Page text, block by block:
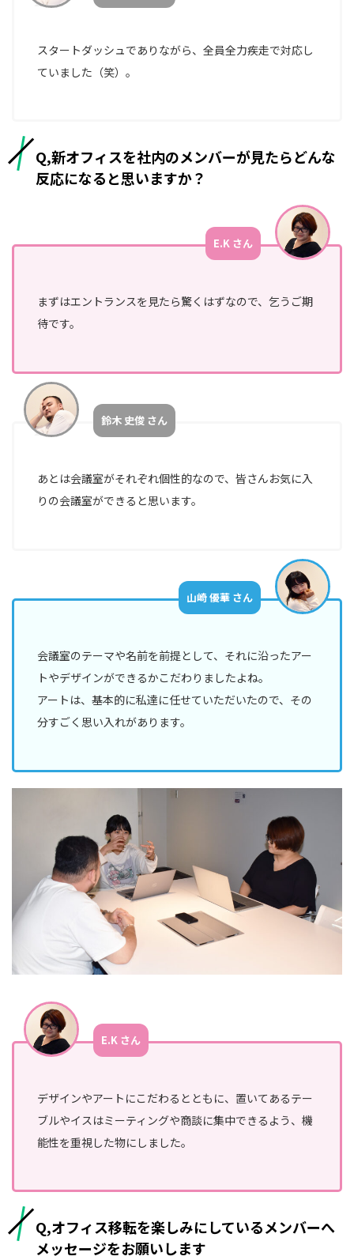
スタートダッシュでありながら、全員全力疾走で対応し
ていました（笑）。
Q,新オフィスを社内のメンバーが見たらどんな
反応になると思いますか？
E.K さん
まずはエントランスを見たら驚くはずなので、乞うご期
待です。
鈴木 史俊 さん
あとは会議室がそれぞれ個性的なので、皆さんお気に入
りの会議室ができると思います。
山崎 優華 さん
会議室のテーマや名前を前提として、それに沿ったアー
トやデザインができるかこだわりましたよね。
アートは、基本的に私達に任せていただいたので、その
分すごく思い入れがあります。
E.K さん
デザインやアートにこだわるとともに、置いてあるテー
ブルやイスはミーティングや商談に集中できるよう、機
能性を重視した物にしました。
Q,オフィス移転を楽しみにしているメンバーへ
メッセージをお願いします